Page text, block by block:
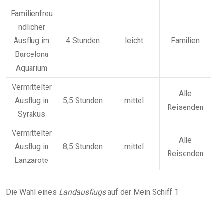
Familienfreu
ndlicher
Ausflug im
Barcelona
Aquarium
4 Stunden leicht Familien
Vermittelter
Ausflug in
Syrakus
5,5 Stunden mittel
Alle
Reisenden
Vermittelter
Ausflug in
Lanzarote
8,5 Stunden mittel
Alle
Reisenden
Die Wahl eines Landausflugsauf der Mein Schiff 1